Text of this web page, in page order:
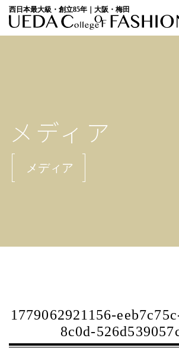
西日本最大級・創立85年｜大阪・梅田
メディア
メディア
1779062921156-
8c0d-